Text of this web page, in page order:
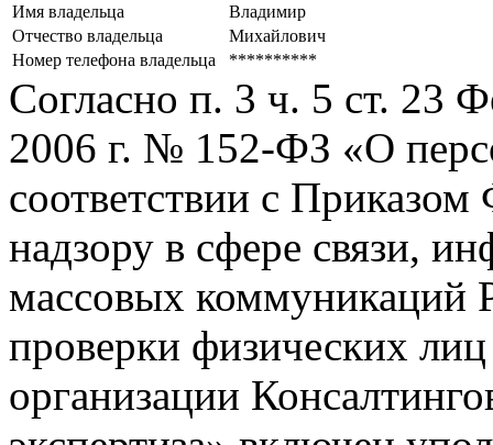
Имя владельца
Владимир
Отчество владельца
Михайлович
Номер телефона владельца
**********
Согласно п. 3 ч. 5 ст. 23
2006 г. № 152-ФЗ «О
соответствии с
надзору в сфере связи,
массовых коммуникаций
проверки физических
организации